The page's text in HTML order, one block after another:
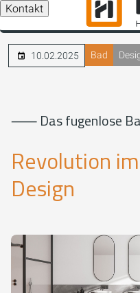
Kontakt
10.02.2025 Bad
⸺ Das fugenlose
Revolution
Design